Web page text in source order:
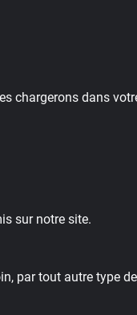
chargerons dans
sur notre site.
par tout autre type